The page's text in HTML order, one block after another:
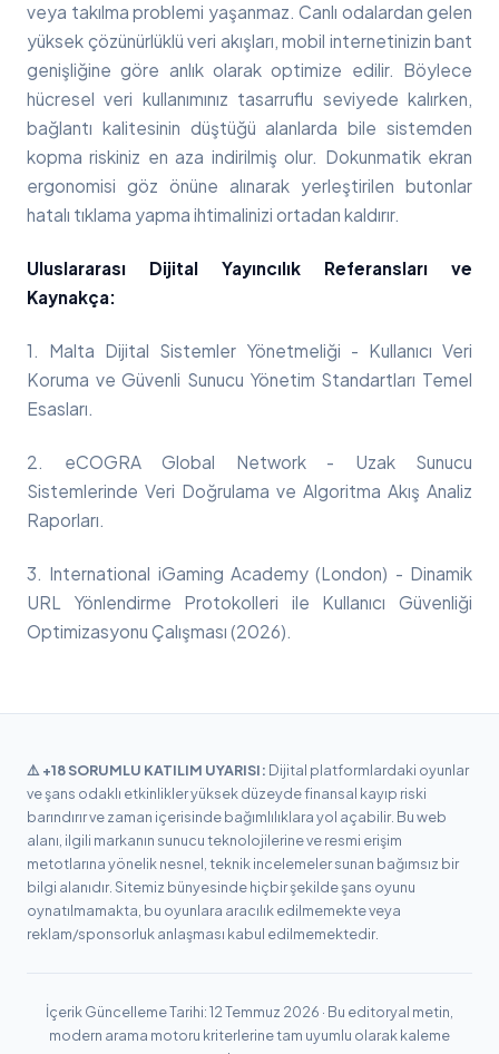
veya takılma problemi yaşanmaz. Canlı odalardan gelen
yüksek çözünürlüklü veri akışları, mobil internetinizin bant
genişliğine göre anlık olarak optimize edilir. Böylece
hücresel veri kullanımınız tasarruflu seviyede kalırken,
bağlantı kalitesinin düştüğü alanlarda bile sistemden
kopma riskiniz en aza indirilmiş olur. Dokunmatik ekran
ergonomisi göz önüne alınarak yerleştirilen butonlar
hatalı tıklama yapma ihtimalinizi ortadan kaldırır.
Uluslararası Dijital Yayıncılık Referansları ve
Kaynakça:
1. Malta Dijital Sistemler Yönetmeliği - Kullanıcı Veri
Koruma ve Güvenli Sunucu Yönetim Standartları Temel
Esasları.
2. eCOGRA Global Network - Uzak Sunucu
Sistemlerinde Veri Doğrulama ve Algoritma Akış Analiz
Raporları.
3. International iGaming Academy (London) - Dinamik
URL Yönlendirme Protokolleri ile Kullanıcı Güvenliği
Optimizasyonu Çalışması (2026).
⚠️ +18 SORUMLU KATILIM UYARISI: Dijital platformlardaki oyunlar
ve şans odaklı etkinlikler yüksek düzeyde finansal kayıp riski
barındırır ve zaman içerisinde bağımlılıklara yol açabilir. Bu web
alanı, ilgili markanın sunucu teknolojilerine ve resmi erişim
metotlarına yönelik nesnel, teknik incelemeler sunan bağımsız bir
bilgi alanıdır. Sitemiz bünyesinde hiçbir şekilde şans oyunu
oynatılmamakta, bu oyunlara aracılık edilmemekte veya
reklam/sponsorluk anlaşması kabul edilmemektedir.
İçerik Güncelleme Tarihi: 12 Temmuz 2026 · Bu editoryal metin,
modern arama motoru kriterlerine tam uyumlu olarak kaleme